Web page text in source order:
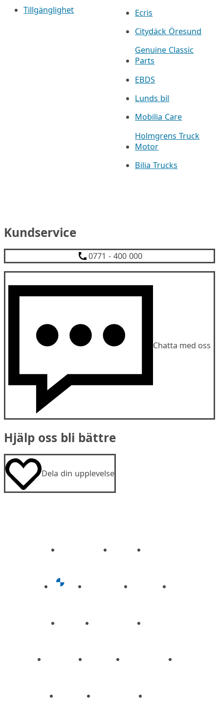
Tillgänglighet
Ecris
Citydäck Öresund
Genuine Classic
Parts
EBDS
Lunds bil
Mobilia Care
Holmgrens Truck
Motor
Bilia Trucks
Kundservice
0771 - 400 000
Chatta med oss
Hjälp oss bli bättre
Dela din upplevelse